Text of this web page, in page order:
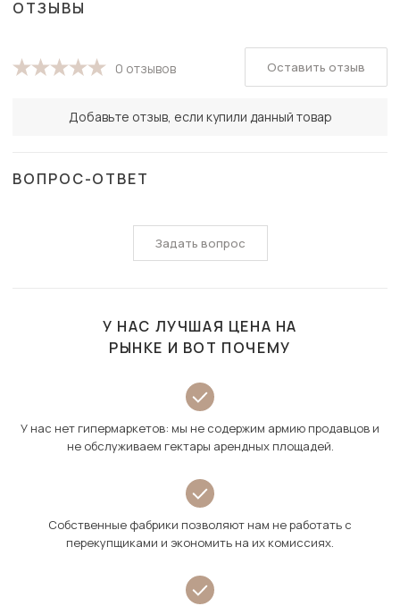
ОТЗЫВЫ
0 отзывов
Добавьте отзыв, если купили данный товар
Оставить отзыв
ВОПРОС-ОТВЕТ
Задать вопрос
У НАС ЛУЧШАЯ ЦЕНА НА
РЫНКЕ И ВОТ ПОЧЕМУ
У нас нет гипермаркетов: мы не содержим армию продавцов и
не обслуживаем гектары арендных площадей.
Собственные фабрики позволяют нам не работать с
перекупщиками и экономить на их комиссиях.